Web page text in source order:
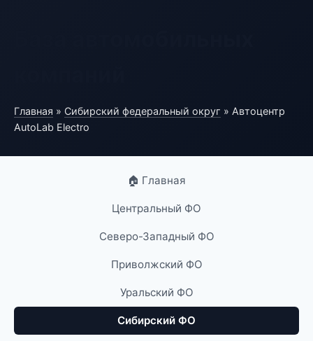
Главная » Сибирский федеральный округ » Автоцентр
AutoLab Electro
🏠 Главная
Центральный ФО
Северо-Западный ФО
Приволжский ФО
Уральский ФО
Сибирский ФО